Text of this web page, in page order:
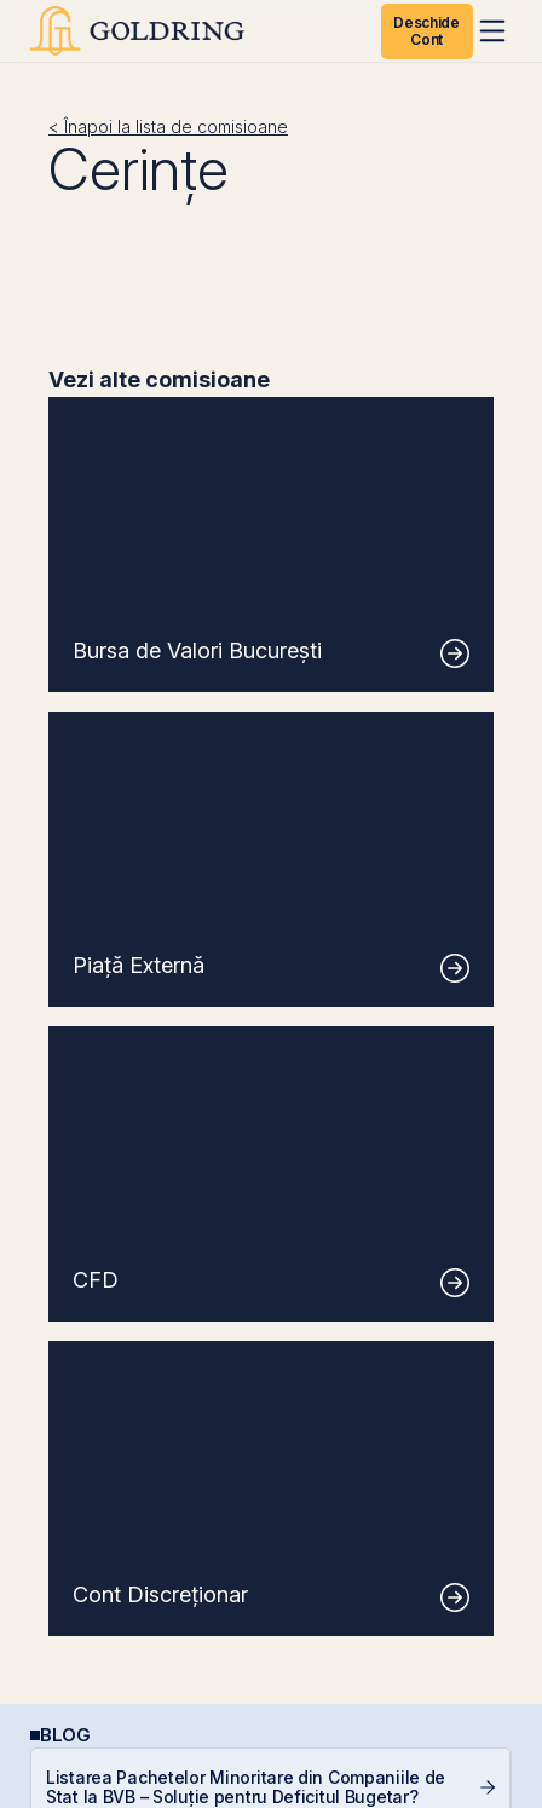
Deschide
Cont
< Înapoi la lista de comisioane
Cerințe
Vezi alte comisioane
Bursa de Valori București
Piață Externă
CFD
Cont Discreționar
BLOG
Listarea Pachetelor Minoritare din Companiile de
Stat la BVB – Soluție pentru Deficitul Bugetar?